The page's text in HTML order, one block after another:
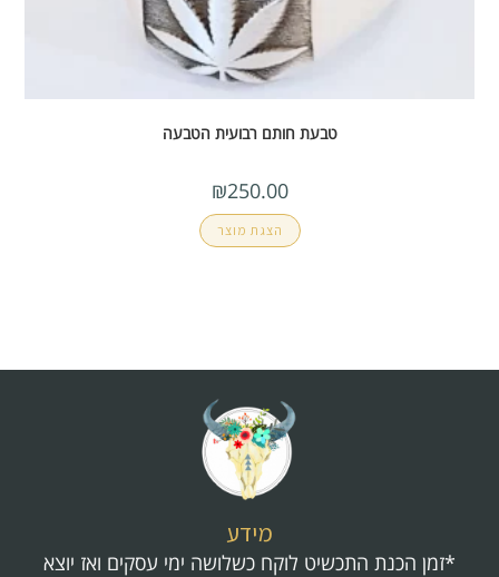
טבעת חותם רבועית הטבעה
₪250.00
הצגת מוצר
מידע
*זמן הכנת התכשיט לוקח כשלושה ימי עסקים ואז יוצא